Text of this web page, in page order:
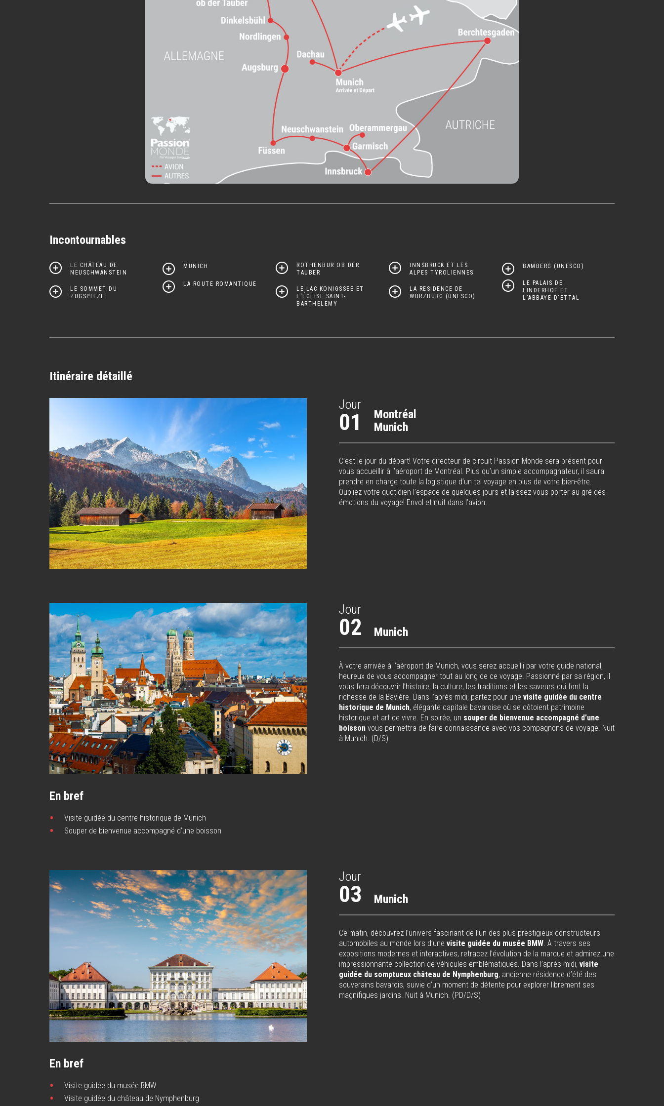
Incontournables
LE CHÂTEAU DE
NEUSCHWANSTEIN
LE SOMMET DU
ZUGSPITZE
MUNICH
LA ROUTE ROMANTIQUE
ROTHENBUR OB DER
TAUBER
LE LAC KONIGSSEE ET
L'ÉGLISE SAINT-
BARTHELEMY
INNSBRUCK ET LES
ALPES TYROLIENNES
LA RESIDENCE DE
WURZBURG (UNESCO)
BAMBERG (UNESCO)
LE PALAIS DE
LINDERHOF ET
L'ABBAYE D'ETTAL
Itinéraire détaillé
Jour
01
Montréal
Munich
C’est le jour du départ! Votre directeur de circuit Passion Monde sera présent pour
vous accueillir à l’aéroport de Montréal. Plus qu’un simple accompagnateur, il saura
prendre en charge toute la logistique d’un tel voyage en plus de votre bien-être.
Oubliez votre quotidien l’espace de quelques jours et laissez-vous porter au gré des
émotions du voyage! Envol et nuit dans l’avion.
Jour
02 Munich
À votre arrivée à l’aéroport de Munich, vous serez accueilli par votre guide national,
heureux de vous accompagner tout au long de ce voyage. Passionné par sa région, il
vous fera découvrir l’histoire, la culture, les traditions et les saveurs qui font la
richesse de la Bavière. Dans l’après-midi, partez pour une visite guidée du centre
historique de Munich, élégante capitale bavaroise où se côtoient patrimoine
historique et art de vivre. En soirée, un souper de bienvenue accompagné d’une
boisson vous permettra de faire connaissance avec vos compagnons de voyage. Nuit
à Munich. (D/S)
En bref
Visite guidée du centre historique de Munich
Souper de bienvenue accompagné d’une boisson
Jour
03 Munich
Ce matin, découvrez l’univers fascinant de l’un des plus prestigieux constructeurs
automobiles au monde lors d’une visite guidée du musée BMW. À travers ses
expositions modernes et interactives, retracez l’évolution de la marque et admirez une
impressionnante collection de véhicules emblématiques. Dans l’après-midi, visite
guidée du somptueux château de Nymphenburg, ancienne résidence d’été des
souverains bavarois, suivie d’un moment de détente pour explorer librement ses
magnifiques jardins. Nuit à Munich. (PD/D/S)
En bref
Visite guidée du musée BMW
Visite guidée du château de Nymphenburg